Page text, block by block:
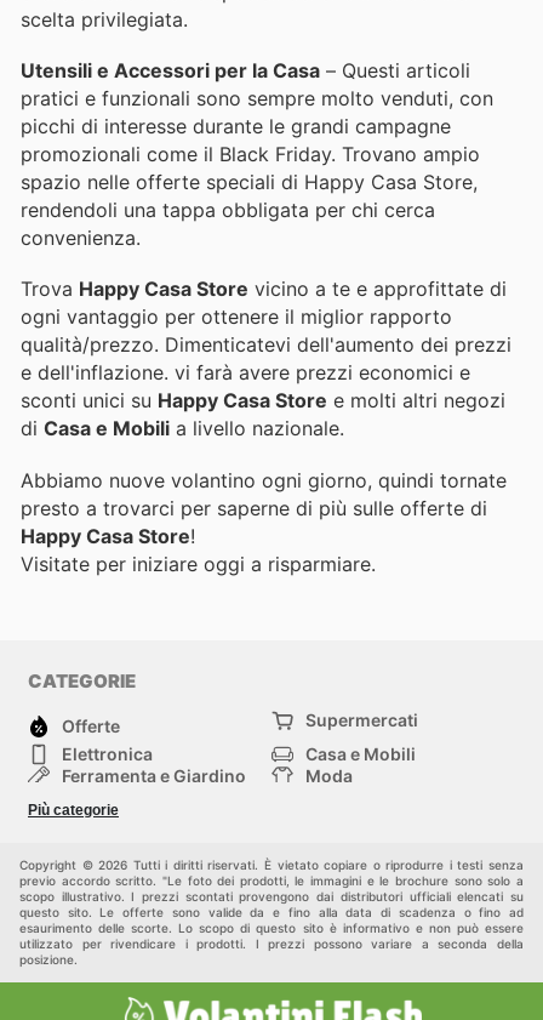
scelta privilegiata.
Utensili e Accessori per la Casa – Questi articoli
pratici e funzionali sono sempre molto venduti, con
picchi di interesse durante le grandi campagne
promozionali come il Black Friday. Trovano ampio
spazio nelle offerte speciali di Happy Casa Store,
rendendoli una tappa obbligata per chi cerca
convenienza.
Trova Happy Casa Store vicino a te e approfittate di
ogni vantaggio per ottenere il miglior rapporto
qualità/prezzo. Dimenticatevi dell'aumento dei prezzi
e dell'inflazione. vi farà avere prezzi economici e
sconti unici su Happy Casa Store e molti altri negozi
di Casa e Mobili a livello nazionale.
Abbiamo nuove volantino ogni giorno, quindi tornate
presto a trovarci per saperne di più sulle offerte di
Happy Casa Store!
Visitate per iniziare oggi a risparmiare.
CATEGORIE
Offerte
Supermercati
Elettronica
Casa e Mobili
Ferramenta e Giardino
Moda
Bambini e Neonati
Più categorie
Copyright © 2026 Tutti i diritti riservati. È vietato copiare o riprodurre i testi senza
previo accordo scritto. "Le foto dei prodotti, le immagini e le brochure sono solo a
scopo illustrativo. I prezzi scontati provengono dai distributori ufficiali elencati su
questo sito. Le offerte sono valide da e fino alla data di scadenza o fino ad
esaurimento delle scorte. Lo scopo di questo sito è informativo e non può essere
utilizzato per rivendicare i prodotti. I prezzi possono variare a seconda della
posizione.